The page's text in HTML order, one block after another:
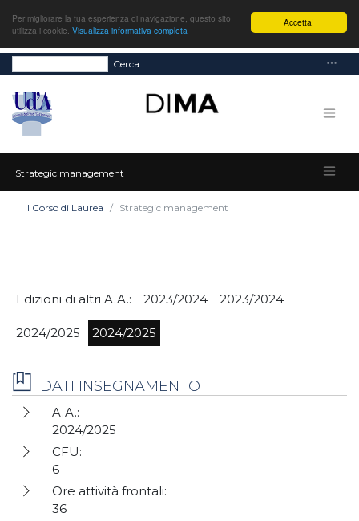
Accetta!
Per migliorare la tua esperienza di navigazione, questo sito
utilizza i cookie. Visualizza informativa completa
Cerca
Strategic management
Il Corso di Laurea Strategic management
Edizioni di altri A.A.: 2023/2024 2023/2024
2024/2025 2024/2025
DATI INSEGNAMENTO
A.A.:
2024/2025
CFU:
6
Ore attività frontali:
36